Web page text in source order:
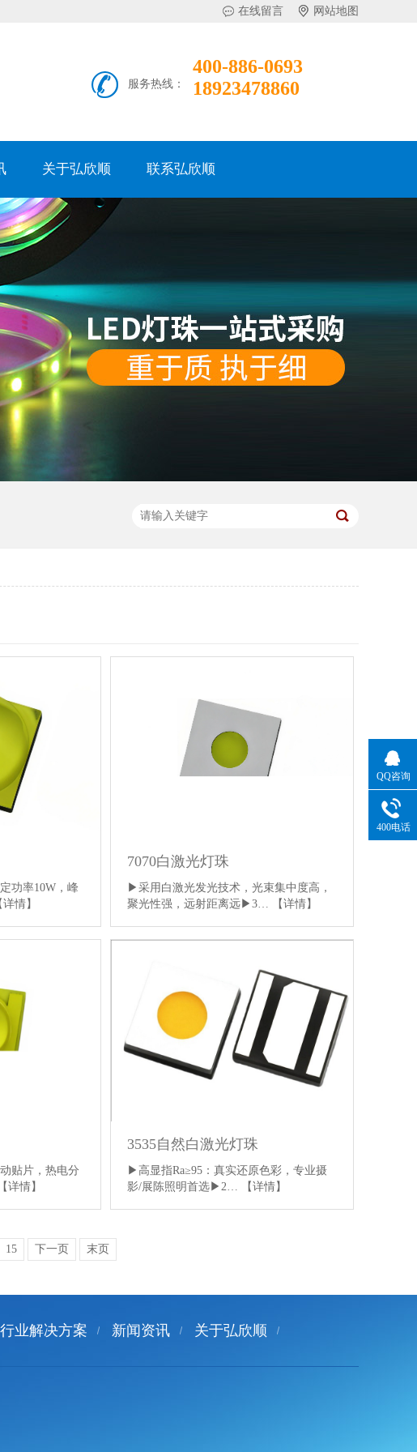
在线留言 网站地图
服务热线：
400-886-0693
18923478860
关于弘欣顺 联系弘欣顺
功率10W，峰
详情】
7070白激光灯珠
▶采用白激光发光技术，光束集中度高，
聚光性强，远射距离远▶3…
【详情】
贴片，热电分
【详情】
3535自然白激光灯珠
▶高显指Ra≥95：真实还原色彩，专业摄
影/展陈照明首选▶2…
【详情】
15 下一页 末页
行业解决方案 新闻资讯 关于弘欣顺
QQ咨询
400电话